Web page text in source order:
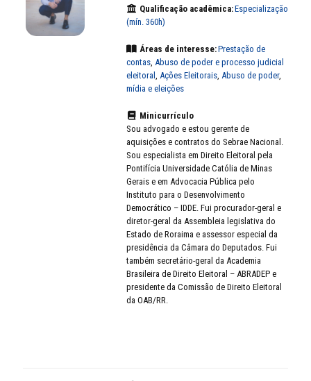
Qualificação acadêmica:Especialização
(mín. 360h)
Áreas de interesse:Prestação de
contas, Abuso de poder e processo judicial
eleitoral , Ações Eleitorais, Abuso de poder,
mídia e eleições
Minicurrículo
Sou advogado e estou gerente de
aquisições e contratos do Sebrae Nacional.
Sou especialista em Direito Eleitoral pela
Pontifícia Universidade Católia de Minas
Gerais e em Advocacia Pública pelo
Instituto para o Desenvolvimento
Democrático – IDDE. Fui procurador-geral e
diretor-geral da Assembleia legislativa do
Estado de Roraima e assessor especial da
presidência da Câmara do Deputados. Fui
também secretário-geral da Academia
Brasileira de Direito Eleitoral – ABRADEP e
presidente da Comissão de Direito Eleitoral
da OAB/RR.